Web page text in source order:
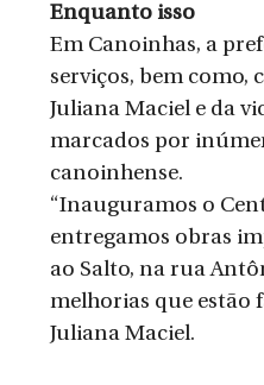
Enquanto isso
Em Canoinhas, a
serviços, bem como,
Juliana Maciel e da
marcados por
canoinhense.
“Inauguramos o
entregamos obras
ao Salto, na rua
melhorias que estão
Juliana Maciel.